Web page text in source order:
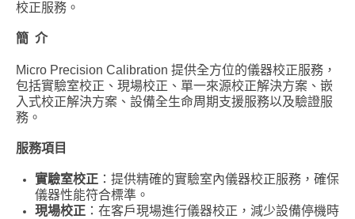
校正服務。
簡 介
Micro Precision Calibration 提供全方位的儀器校正服務，
包括實驗室校正、現場校正、單一來源校正解決方案、嵌
入式校正解決方案、設備全生命周期支援服務以及驗證服
務。
服務項目
實驗室校正 ：提供精確的實驗室內儀器校正服務，確保
儀器性能符合標準。
現場校正 ：在客戶現場進行儀器校正，減少設備停機時